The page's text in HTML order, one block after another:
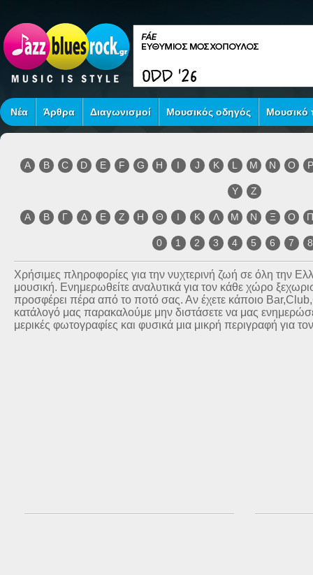
Νέα Άρθρα Διαγωνισμοί Μουσικός οδηγός Μουσικό
A B C D E F G H I J K L M N O P
Y Z
Α Β Γ Δ Ε Ζ Η Θ Ι Κ Λ Μ Ν Ξ Ο
0 1 2 3 4 5 6 7 8
Χρήσιμες πληροφορίες για την νυχτερινή ζωή σε όλη την
μουσική. Ενημερωθείτε αναλυτικά για τον κάθε χώρο
προσφέρει πέρα από το ποτό σας. Αν έχετε κάποιο
κατάλογό μας παρακαλούμε μην διστάσετε να μας
μερικές φωτογραφίες και φυσικά μια μικρή περιγραφή για